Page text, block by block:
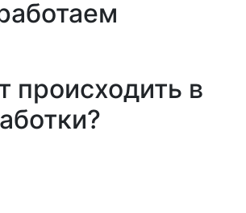
происходить в